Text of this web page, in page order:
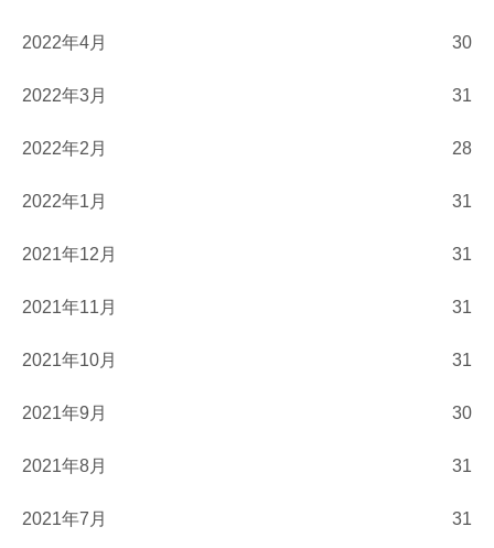
2022年4月 30
2022年3月 31
2022年2月 28
2022年1月 31
2021年12月 31
2021年11月 31
2021年10月 31
2021年9月 30
2021年8月 31
2021年7月 31